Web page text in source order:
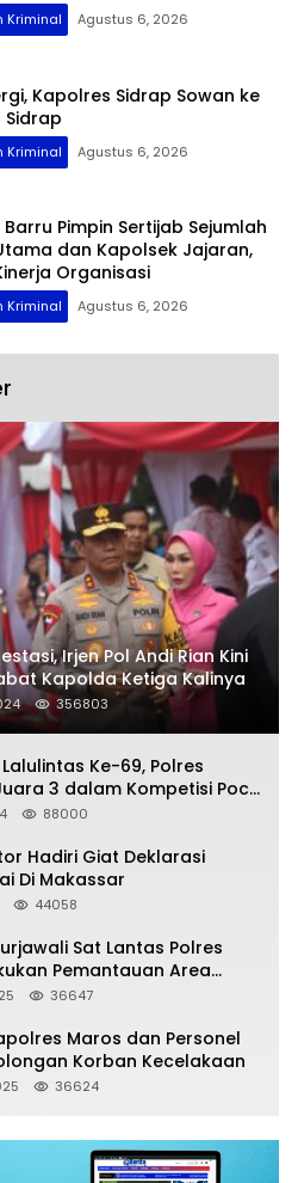
Kriminal Agustus 6, 2026
Kapolres Sidrap Sowan ke
Sidrap
Kriminal Agustus 6, 2026
Pimpin Sertijab Sejumlah
dan Kapolsek Jajaran,
Organisasi
Kriminal Agustus 6, 2026
Irjen Pol Andi Rian Kini
Kapolda Ketiga Kalinya
356803
Ke-69, Polres
3 dalam Kompetisi Pocil
88000
Hadiri Giat Deklarasi
Di Makassar
44058
Sat Lantas Polres
Pemantauan Area
36647
Maros dan Personel
Korban Kecelakaan
36624